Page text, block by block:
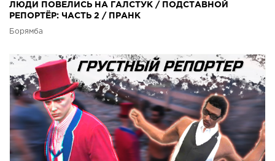
ЛЮДИ ПОВЕЛИСЬ НА ГАЛСТУК / ПОДСТАВНОЙ
РЕПОРТЁР: ЧАСТЬ 2 / ПРАНК
Борямба